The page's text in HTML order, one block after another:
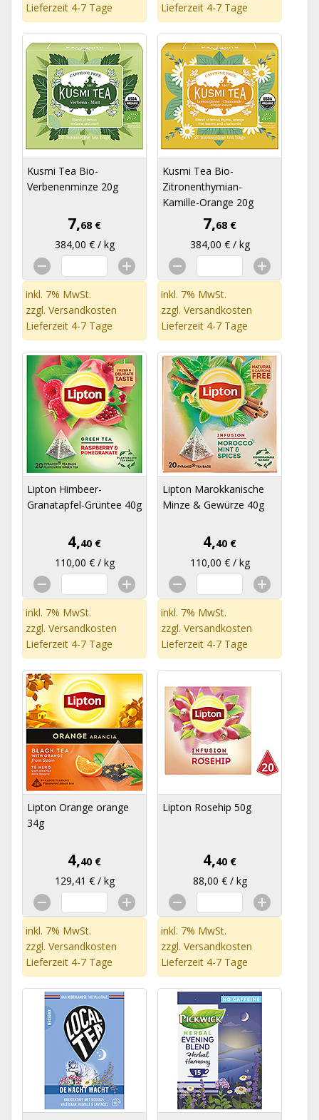
Lieferzeit 4-7 Tage
Lieferzeit 4-7 Tage
Kusmi Tea Bio-
Verbenenminze 20g
7,68 €
384,00 € / kg
inkl. 7% MwSt.
zzgl. Versandkosten
Lieferzeit 4-7 Tage
Kusmi Tea Bio-
Zitronenthymian-
Kamille-Orange 20g
7,68 €
384,00 € / kg
inkl. 7% MwSt.
zzgl. Versandkosten
Lieferzeit 4-7 Tage
Lipton Himbeer-
Granatapfel-Grüntee 40g
4,40 €
110,00 € / kg
inkl. 7% MwSt.
zzgl. Versandkosten
Lieferzeit 4-7 Tage
Lipton Marokkanische
Minze & Gewürze 40g
4,40 €
110,00 € / kg
inkl. 7% MwSt.
zzgl. Versandkosten
Lieferzeit 4-7 Tage
Lipton Orange orange
34g
4,40 €
129,41 € / kg
inkl. 7% MwSt.
zzgl. Versandkosten
Lieferzeit 4-7 Tage
Lipton Rosehip 50g
4,40 €
88,00 € / kg
inkl. 7% MwSt.
zzgl. Versandkosten
Lieferzeit 4-7 Tage